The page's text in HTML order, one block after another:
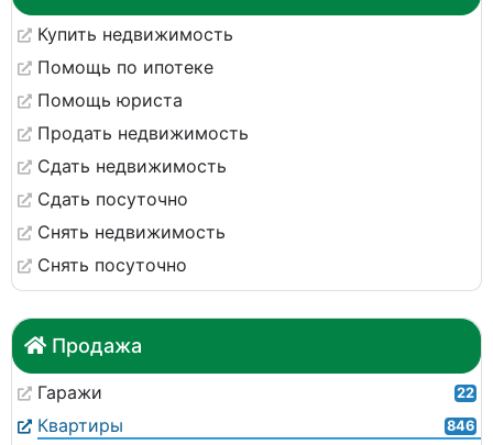
Купить недвижимость
Помощь по ипотеке
Помощь юриста
Продать недвижимость
Сдать недвижимость
Сдать посуточно
Снять недвижимость
Снять посуточно
Продажа
Гаражи 22
Квартиры 846